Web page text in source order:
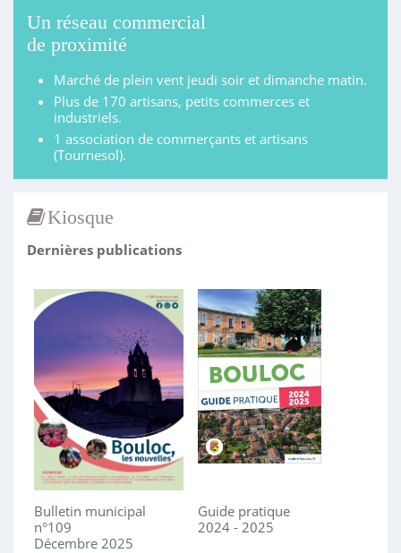
Un réseau commercial
de proximité
Marché de plein vent jeudi soir et dimanche matin.
Plus de 170 artisans, petits commerces et
industriels.
1 association de commerçants et artisans
(Tournesol).
Kiosque
Dernières publications
Bulletin municipal
n°109
Décembre 2025
Guide pratique
2024 - 2025